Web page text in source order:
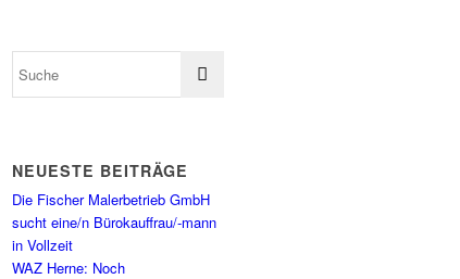
NEUESTE BEITRÄGE
Die Fischer Malerbetrieb GmbH
sucht eine/n Bürokauffrau/-mann
in Vollzeit
WAZ Herne: Noch